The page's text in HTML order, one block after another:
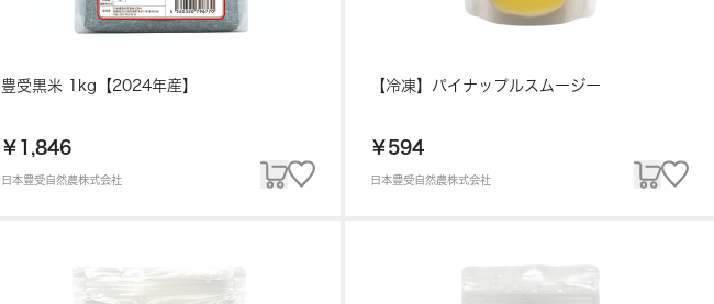
豊受黒米 1kg【2024年産】
￥1,846
日本豊受自然農株式会社
【冷凍】パイナップルスムージー
￥594
日本豊受自然農株式会社